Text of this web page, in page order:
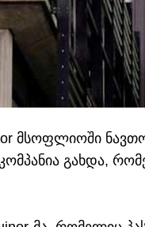
მსოფლიოში
გახდა,